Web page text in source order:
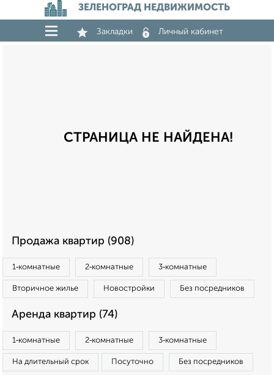
ЗЕЛЕНОГРАД НЕДВИЖИМОСТЬ
Закладки Личный кабинет
СТРАНИЦА НЕ НАЙДЕНА!
Продажа квартир (908)
1‑комнатные 2‑комнатные 3‑комнатные
Вторичное жилье Новостройки Без посредников
Аренда квартир (74)
1‑комнатные 2‑комнатные 3‑комнатные
На длительный срок Посуточно Без посредников